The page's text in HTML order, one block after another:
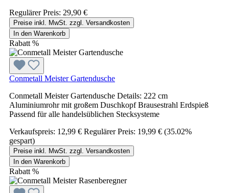
Regulärer Preis: 29,90 €
Preise inkl. MwSt. zzgl. Versandkosten
In den Warenkorb
Rabatt %
Conmetall Meister Gartendusche
Conmetall Meister Gartendusche Details: 222 cm
Aluminiumrohr mit großem Duschkopf Brausestrahl Erdspieß
Passend für alle handelsüblichen Stecksysteme
Verkaufspreis: 12,99 € Regulärer Preis: 19,99 € (35.02%
gespart)
Preise inkl. MwSt. zzgl. Versandkosten
In den Warenkorb
Rabatt %